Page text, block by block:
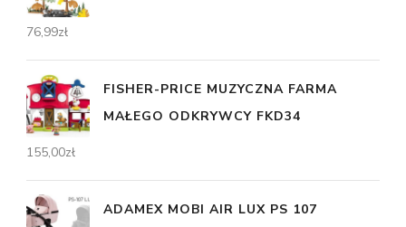
76,99zł
FISHER-PRICE MUZYCZNA FARMA
MAŁEGO ODKRYWCY FKD34
155,00zł
ADAMEX MOBI AIR LUX PS 107